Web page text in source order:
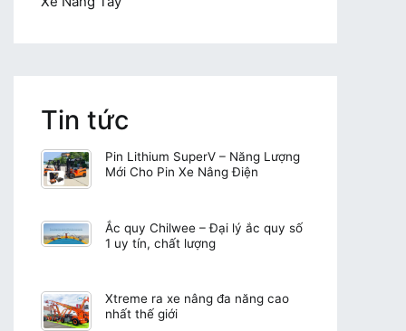
Tin tức
Pin Lithium SuperV – Năng Lượng
Mới Cho Pin Xe Nâng Điện
Ắc quy Chilwee – Đại lý ắc quy số
1 uy tín, chất lượng
Xtreme ra xe nâng đa năng cao
nhất thế giới